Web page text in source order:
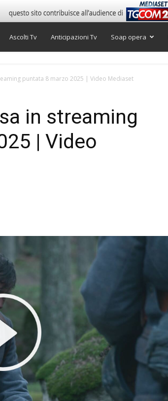
Ascolti Tv Anticipazioni Tv Soap opera
puntata 8 marzo 2025 | Video Mediaset
in streaming
| Video